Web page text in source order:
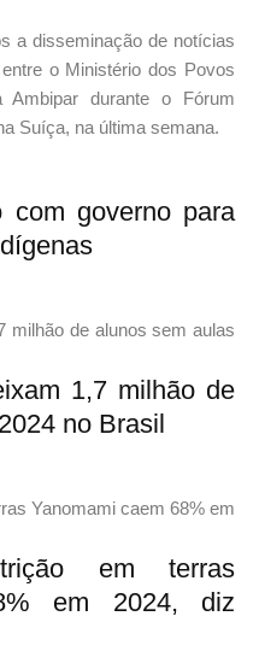
a disseminação de notícias
o Ministério dos Povos
Ambipar durante o Fórum
Suíça, na última semana.
com governo para
1,7 milhão de
no Brasil
em terras
em 2024, diz